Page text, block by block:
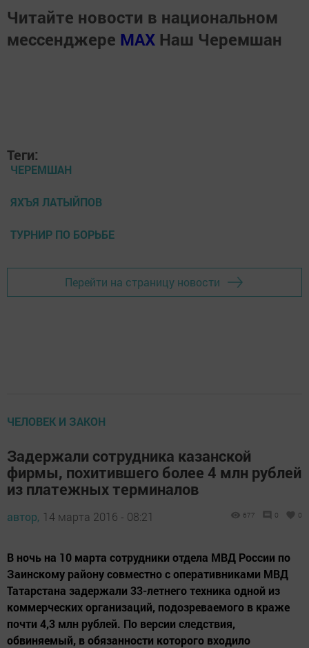
Читайте новости в национальном
мессенджере MАХ Наш Черемшан
Теги:
ЧЕРЕМШАН
ЯХЪЯ ЛАТЫЙПОВ
ТУРНИР ПО БОРЬБЕ
Перейти на страницу новости
ЧЕЛОВЕК И ЗАКОН
Задержали сотрудника казанской
фирмы, похитившего более 4 млн рублей
из платежных терминалов
автор, 14 марта 2016 - 08:21 677 0 0
В ночь на 10 марта сотрудники отдела МВД России по
Заинскому району совместно с оперативниками МВД
Татарстана задержали 33-летнего техника одной из
коммерческих организаций, подозреваемого в краже
почти 4,3 млн рублей. По версии следствия,
обвиняемый, в обязанности которого входило